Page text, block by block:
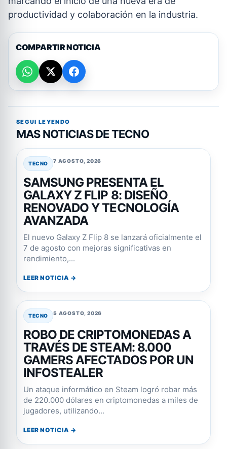
productividad y colaboración en la industria.
COMPARTIR NOTICIA
SEGUI LEYENDO
MAS NOTICIAS DE TECNO
TECNO 7 AGOSTO, 2026
SAMSUNG PRESENTA EL
GALAXY Z FLIP 8: DISEÑO
RENOVADO Y TECNOLOGÍA
AVANZADA
El nuevo Galaxy Z Flip 8 se lanzará oficialmente el
7 de agosto con mejoras significativas en
rendimiento,...
LEER NOTICIA →
TECNO 5 AGOSTO, 2026
ROBO DE CRIPTOMONEDAS A
TRAVÉS DE STEAM: 8.000
GAMERS AFECTADOS POR UN
INFOSTEALER
Un ataque informático en Steam logró robar más
de 220.000 dólares en criptomonedas a miles de
jugadores, utilizando...
LEER NOTICIA →